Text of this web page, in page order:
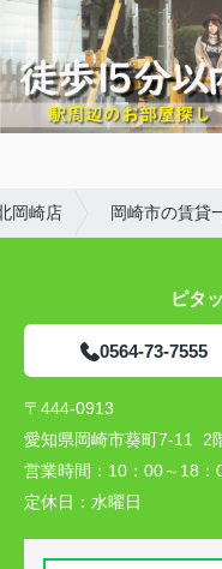
岡崎店 岡崎市の賃貸
ピタ
0564-73-7555
〒444-0913
愛知県岡崎市葵町7-11 2
営業時間： 10：00～18：
定休日： 水曜日